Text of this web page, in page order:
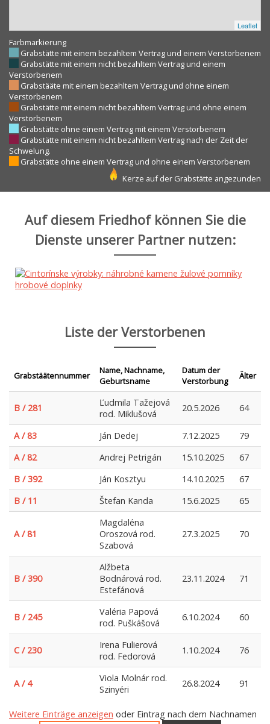
Leaflet
Farbmarkierung
Grabstätte mit einem bezahltem Vertrag und einem Verstorbenem
Grabstätte mit einem nicht bezahltem Vertrag und einem
Verstorbenem
Grabstääte mit einem bezahltem Vertrag und ohne einem
Verstorbenem
Grabstätte mit einem nicht bezahltem Vertrag und ohne einem
Verstorbenem
Grabstätte ohne einem Vertrag mit einem Verstorbenem
Grabstätte mit einem nicht bezahltem Vertrag nach der Zeit der
Schwelung.
Grabstätte ohne einem Vertrag und ohne einem Verstorbenem
Kerze auf der Grabstätte angezunden
Auf diesem Friedhof können Sie die
Dienste unserer Partner nutzen:
Liste der Verstorbenen
Grabstäätennummer
Name, Nachname,
Geburtsname
Datum der
Verstorbung
Älter
B / 281
Ľudmila Tažejová
rod. Miklušová
20.5.2026 64
A / 83 Ján Dedej 7.12.2025
79
A / 82
Andrej Petrigán 15.10.2025
67
B / 392
Ján Kosztyu 14.10.2025
67
B / 11
Štefan Kanda 15.6.2025 65
A / 81
Magdaléna
Oroszová rod.
Szabová
27.3.2025 70
B / 390
Alžbeta
Bodnárová rod.
Estefánová
23.11.2024 71
B / 245
Valéria Papová
rod. Puškášová
6.10.2024 60
C / 230
Irena Fulierová
rod. Fedorová
1.10.2024 76
A / 4
Viola Molnár rod.
Szinyéri
26.8.2024 91
Weitere Einträge anzeigen oder Eintrag nach dem Nachnamen